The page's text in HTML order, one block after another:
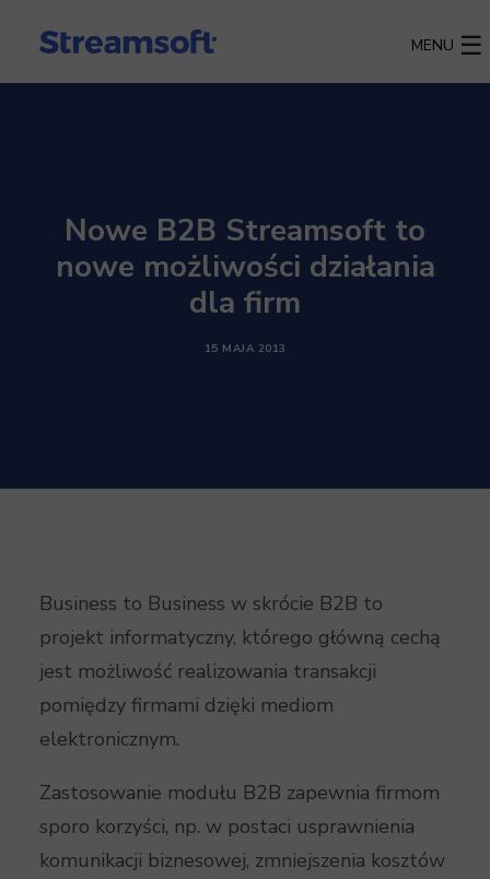
MENU
Nowe B2B Streamsoft to
nowe możliwości działania
dla firm
15 MAJA 2013
Business to Business w skrócie B2B to
projekt informatyczny, którego główną cechą
jest możliwość realizowania transakcji
pomiędzy firmami dzięki mediom
elektronicznym.
Zastosowanie modułu B2B zapewnia firmom
sporo korzyści, np. w postaci usprawnienia
komunikacji biznesowej, zmniejszenia kosztów